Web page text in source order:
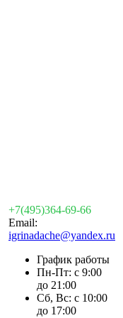
+7(495)364-69-66
Email:
igrinadache@yandex.ru
График работы
Пн-Пт: с 9:00
до 21:00
Сб, Вс: с 10:00
до 17:00